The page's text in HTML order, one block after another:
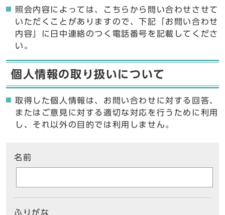
照会内容によっては、こちらから問い合わせさせて
いただくことがありますので、下記「お問い合わせ
内容」に日中連絡のつく電話番号を記載してくださ
い。
個人情報の取り扱いについて
取得した個人情報は、お問い合わせに対する回答、
またはご意見に対する適切な対応を行うために利用
し、それ以外の目的では利用しません。
名前
ふりがな